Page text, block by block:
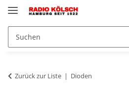
Zurück zur Liste Dioden